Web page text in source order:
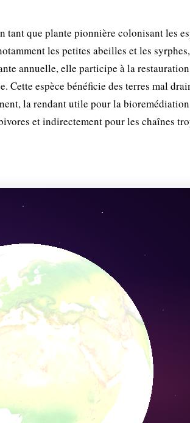
que plante pionnière colonisant les
les petites abeilles et les
annuelle, elle participe à la
espèce bénéficie des terres mal
la rendant utile pour la
et indirectement pour les chaînes